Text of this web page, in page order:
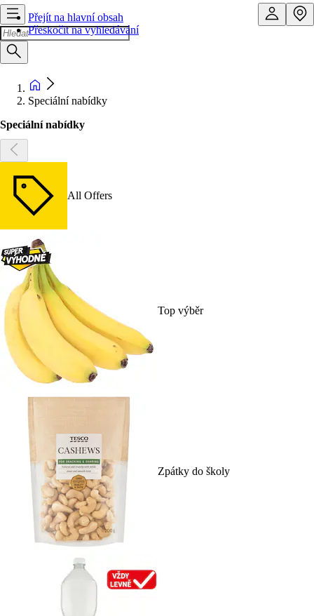
Přejít na hlavní obsah
Přeskočit na vyhledávání
Speciální nabídky
Speciální nabídky
All Offers
Top výběr
Zpátky do školy